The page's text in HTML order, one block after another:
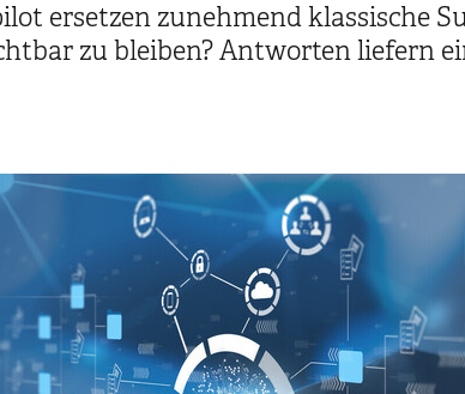
ersetzen zunehmend klassische
zu bleiben? Antworten liefern